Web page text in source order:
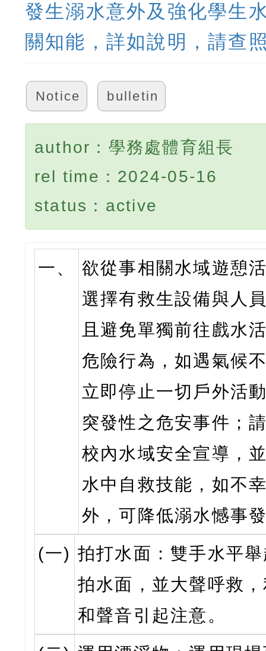
發生溺水意外及強化學生
關知能，詳如說明，請查
Notice bulletin
author：學務處體育組長
rel time：2024-05-16
status：active
一、
欲從事相關水域遊憩
選擇有救生設備與人
且避免單獨前往戲水
危險行為，如遇氣候
立即停止一切戶外活
突發性之危安事件；
校內水域安全宣導，
水中自救技能，如不
外，可降低溺水憾事
(一) 拍打水面：雙手水平
拍水面，並大聲呼救
和聲音引起注意。